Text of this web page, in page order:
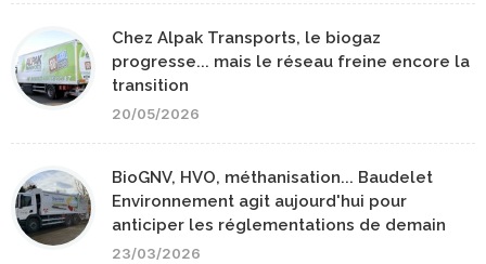
Chez Alpak Transports, le biogaz
progresse... mais le réseau freine encore la
transition
20/05/2026
BioGNV, HVO, méthanisation... Baudelet
Environnement agit aujourd'hui pour
anticiper les réglementations de demain
23/03/2026